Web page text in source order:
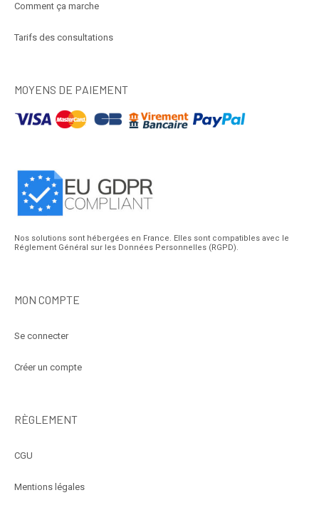
Comment ça marche
Tarifs des consultations
MOYENS DE PAIEMENT
Nos solutions sont hébergées en France. Elles sont compatibles avec le
Réglement Général sur les Données Personnelles (RGPD).
MON COMPTE
Se connecter
Créer un compte
RÈGLEMENT
CGU
Mentions légales